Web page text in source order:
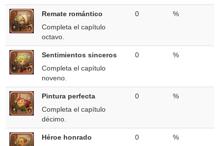
Remate romántico
Completa el capítulo
octavo.
0 %
Sentimientos sinceros
Completa el capítulo
noveno.
0 %
Pintura perfecta
Completa el capítulo
décimo.
0 %
Héroe honrado
0 %